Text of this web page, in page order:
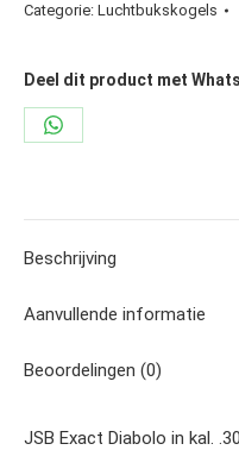
.30
44,75
gr.
aantal
Categorie: Luchtbukskogels
Deel dit product met
Share
Beschrijving
Aanvullende informatie
Beoordelingen (0)
JSB Exact Diabolo in kal.